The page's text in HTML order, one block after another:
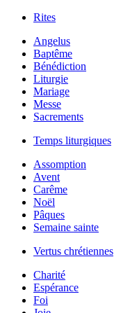
Rites
Angelus
Baptême
Bénédiction
Liturgie
Mariage
Messe
Sacrements
Temps liturgiques
Assomption
Avent
Carême
Noël
Pâques
Semaine sainte
Vertus chrétiennes
Charité
Espérance
Foi